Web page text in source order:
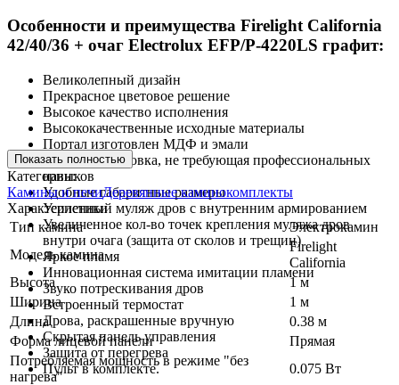
Особенности и преимущества Firelight California
42/40/36 + очаг Electrolux EFP/P-4220LS графит:
Великолепный дизайн
Прекрасное цветовое решение
Высокое качество исполнения
Высококачественные исходные материалы
Портал изготовлен МДФ и эмали
Простая установка, не требующая профессиональных
навыков
Удобные габаритные размеры
Усиленный муляж дров с внутренним армированием
Увеличенное кол-во точек крепления муляжа дров
внутри очага (защита от сколов и трещин)
Яркое пламя
Инновационная система имитации пламени
Звуко потрескивания дров
Встроенный термостат
Дрова, раскрашенные вручную
Скрытая панель управления
Защита от перегрева
Пульт в комплекте.
Показать полностью
Категории:
Камины и печиДеревянные каминокомплекты
Характеристики
Тип камина
Электрокамин
Модель камина
Firelight
California
Высота
1 м
Ширина
1 м
Длина
0.38 м
Форма лицевой панели
Прямая
Потребляемая мощность в режиме "без
нагрева"
0.075 Вт